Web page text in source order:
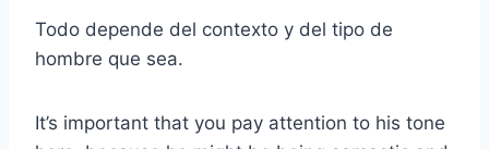
Todo depende del contexto y del tipo de
hombre que sea.
It’s important that you pay attention to his tone